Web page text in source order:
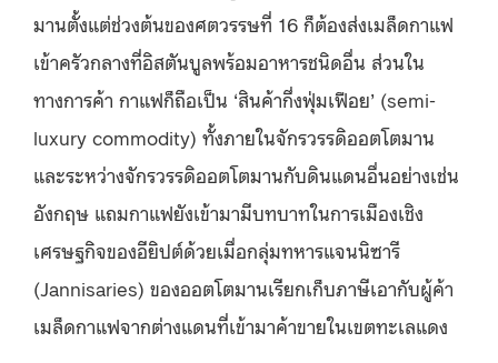
มานตั้งแต่ช่วงต้นของศตวรรษที่ 16 ก็ต้องส่งเมล็ดกาแฟ
เข้าครัวกลางที่อิสตันบูลพร้อมอาหารชนิดอื่น ส่วนใน
ทางการค้า กาแฟก็ถือเป็น ‘สินค้ากึ่งฟุ่มเฟือย’ (semi-
luxury commodity) ทั้งภายในจักรวรรดิออตโตมาน
และระหว่างจักรวรรดิออตโตมานกับดินแดนอื่นอย่างเช่น
อังกฤษ แถมกาแฟยังเข้ามามีบทบาทในการเมืองเชิง
เศรษฐกิจของอียิปต์ด้วยเมื่อกลุ่มทหารแจนนิซารี
(Jannisaries) ของออตโตมานเรียกเก็บภาษีเอากับผู้ค้า
เมล็ดกาแฟจากต่างแดนที่เข้ามาค้าขายในเขตทะเลแดง